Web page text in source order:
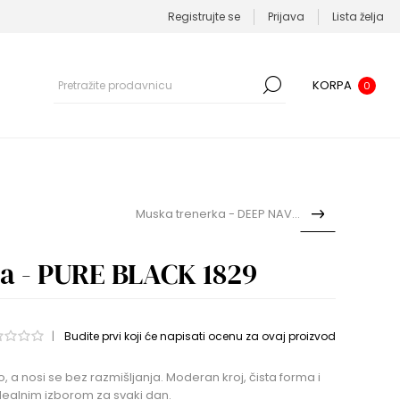
Registrujte se Prijava Lista želja
KORPA 0
Muska trenerka - DEEP NAVY ...
PURE BLACK 1829
| Budite prvi koji će napisati ocenu za ovaj proizvod
a nosi se bez razmišljanja. Moderan kroj, čista forma i
izborom za svaki dan.